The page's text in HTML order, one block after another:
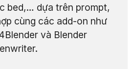
bed,… dựa trên prompt,
cùng các add-on như
và Blender